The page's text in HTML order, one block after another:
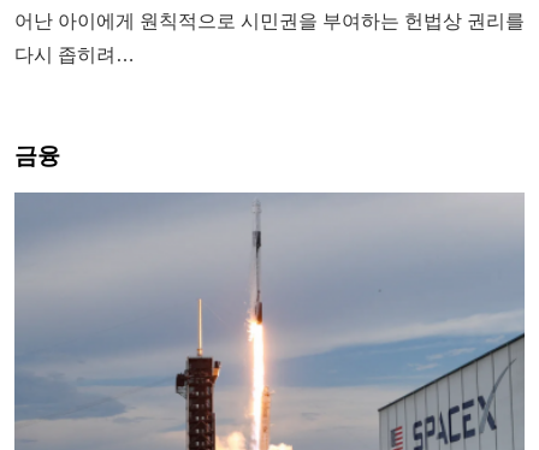
어난 아이에게 원칙적으로 시민권을 부여하는 헌법상 권리를
다시 좁히려…
금융